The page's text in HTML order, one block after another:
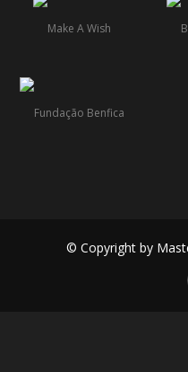
© Copyright by